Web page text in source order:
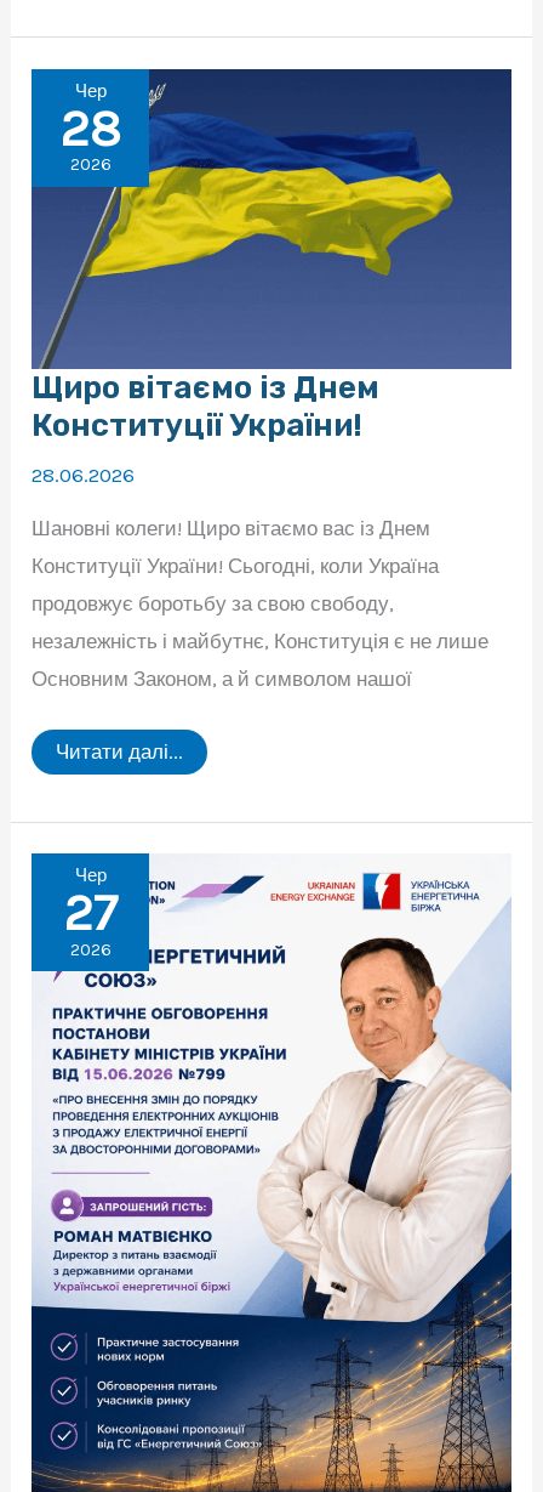
онлайн-
нарада,
присвячена
новому
Закону
України
«Про
публічні
закупівлі»
Чер
28
2026
Щиро вітаємо із Днем
Конституції України!
28.06.2026
Шановні колеги! Щиро вітаємо вас із Днем
Конституції України! Сьогодні, коли Україна
продовжує боротьбу за свою свободу,
незалежність і майбутнє, Конституція є не лише
Основним Законом, а й символом нашої
Щиро
вітаємо
України!
Читати далі...
Чер
27
2026